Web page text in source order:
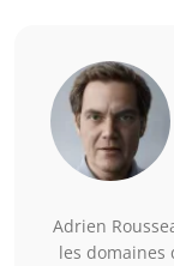
Adrien
les domaines